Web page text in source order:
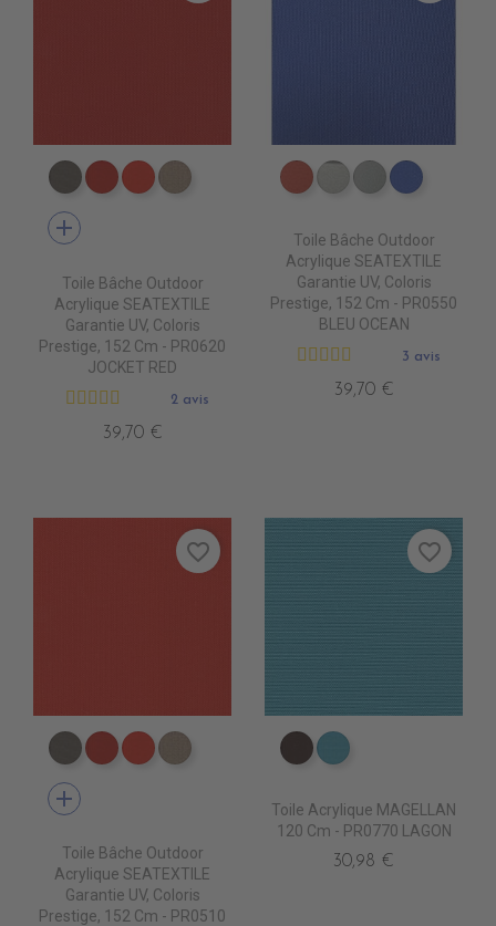
PR0790 MOONROCK
PR0620 JOCKET RED
PR0510 ROUGE
PR0760 HEATHER BEIGE
add
Toile Bâche Outdoor
Acrylique SEATEXTILE
Garantie UV, Coloris
Prestige, 152 Cm - PR0620
JOCKET RED
2 avis
39,70 €
PR0630 TERRA
PR0690 SYLVER
PR0700PR0550
Toile Bâche Outdoor
Acrylique SEATEXTILE
Garantie UV, Coloris
Prestige, 152 Cm - PR0550
BLEU OCEAN
3 avis
39,70 €
PR0790 MOONROCK
PR0620 JOCKET RED
PR0510 ROUGE
PR0760 HEATHER BEIGE
add
Toile Bâche Outdoor
Acrylique SEATEXTILE
Garantie UV, Coloris
Prestige, 152 Cm - PR0510
favorite_border
PR067 CHESTNUST
PR0770 LAGON
Toile Acrylique MAGELLAN
120 Cm - PR0770 LAGON
30,98 €
favorite_border